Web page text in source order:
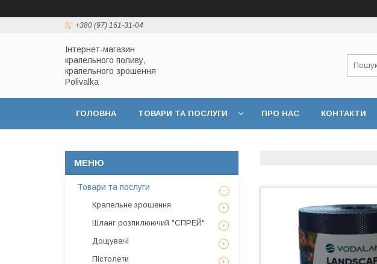
+380 (97) 161-31-04
Інтернет-магазин
крапельного поливу,
крапельного зрошення
Polivalka
ГОЛОВНА ТОВАРИ ТА ПОСЛУГИ ПРО НАС КОНТАКТИ
Товари та послуги
Крапельне зрошення
Шланг розпилюючий "СПРЕЙ"
Дощувачі
Пістолети